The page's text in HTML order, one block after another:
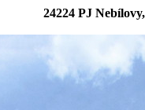
24224 PJ